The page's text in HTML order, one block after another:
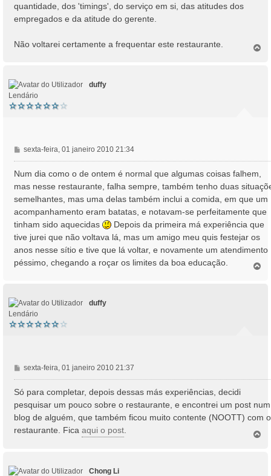
quantidade, dos 'timings', do serviço em si, das atitudes dos
empregados e da atitude do gerente.
Não voltarei certamente a frequentar este restaurante.
duffy
Lendário
M
e
a
g
e
m
sexta-feira, 01 janeiro 2010 21:34
Num dia como o de ontem é normal que algumas coisas falhem,
mas nesse restaurante, falha sempre, também tenho duas
semelhantes, mas uma delas também inclui a comida, em que um
acompanhamento eram batatas, e notavam-se perfeitamente que
tinham sido aquecidas
Depois da primeira má experiência que
tive jurei que não voltava lá, mas um amigo meu quis festejar os
anos nesse sítio e tive que lá voltar, e novamente um atendimento
péssimo, chegando a roçar os limites da boa educação.
duffy
Lendário
M
e
n
a
g
e
sexta-feira, 01 janeiro 2010 21:37
Só para completar, depois dessas más experiências, decidi
pesquisar um pouco sobre o restaurante, e encontrei um post num
blog de alguém, que também ficou muito contente (NOOTT) com o
restaurante. Fica aqui o post
Chong Li